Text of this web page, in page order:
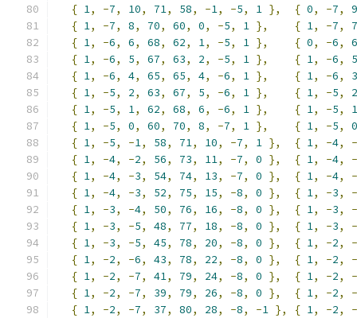
{ 1, -7, 10, 71, 58, -1, -5, 1 }, { 0, -7,
9
{ 1, -7, 8, 70, 60, 0, -5, 1 }, { 1, -7,
7
{ 1, -6, 6, 68, 62, 1, -5, 1 }, { 0, -6,
6
{ 1, -6, 5, 67, 63, 2, -5, 1 }, { 1, -6,
5
{ 1, -6, 4, 65, 65, 4, -6, 1 }, { 1, -6,
3
{ 1, -5, 2, 63, 67, 5, -6, 1 }, { 1, -5,
2
{ 1, -5, 1, 62, 68, 6, -6, 1 }, { 1, -5,
1
{ 1, -5, 0, 60, 70, 8, -7, 1 }, { 1, -5,
0
{ 1, -5, -1, 58, 71, 10, -7, 1 }, { 1, -4,
-
{ 1, -4, -2, 56, 73, 11, -7, 0 }, { 1, -4,
-
{ 1, -4, -3, 54, 74, 13, -7, 0 }, { 1, -4,
-
{ 1, -4, -3, 52, 75, 15, -8, 0 }, { 1, -3,
-
{ 1, -3, -4, 50, 76, 16, -8, 0 }, { 1, -3,
-
{ 1, -3, -5, 48, 77, 18, -8, 0 }, { 1, -3,
-
{ 1, -3, -5, 45, 78, 20, -8, 0 }, { 1, -2,
-
{ 1, -2, -6, 43, 78, 22, -8, 0 }, { 1, -2,
-
{ 1, -2, -7, 41, 79, 24, -8, 0 }, { 1, -2,
-
{ 1, -2, -7, 39, 79, 26, -8, 0 }, { 1, -2,
-
{ 1, -2, -7, 37, 80, 28, -8, -1 }, { 1, -2,
-